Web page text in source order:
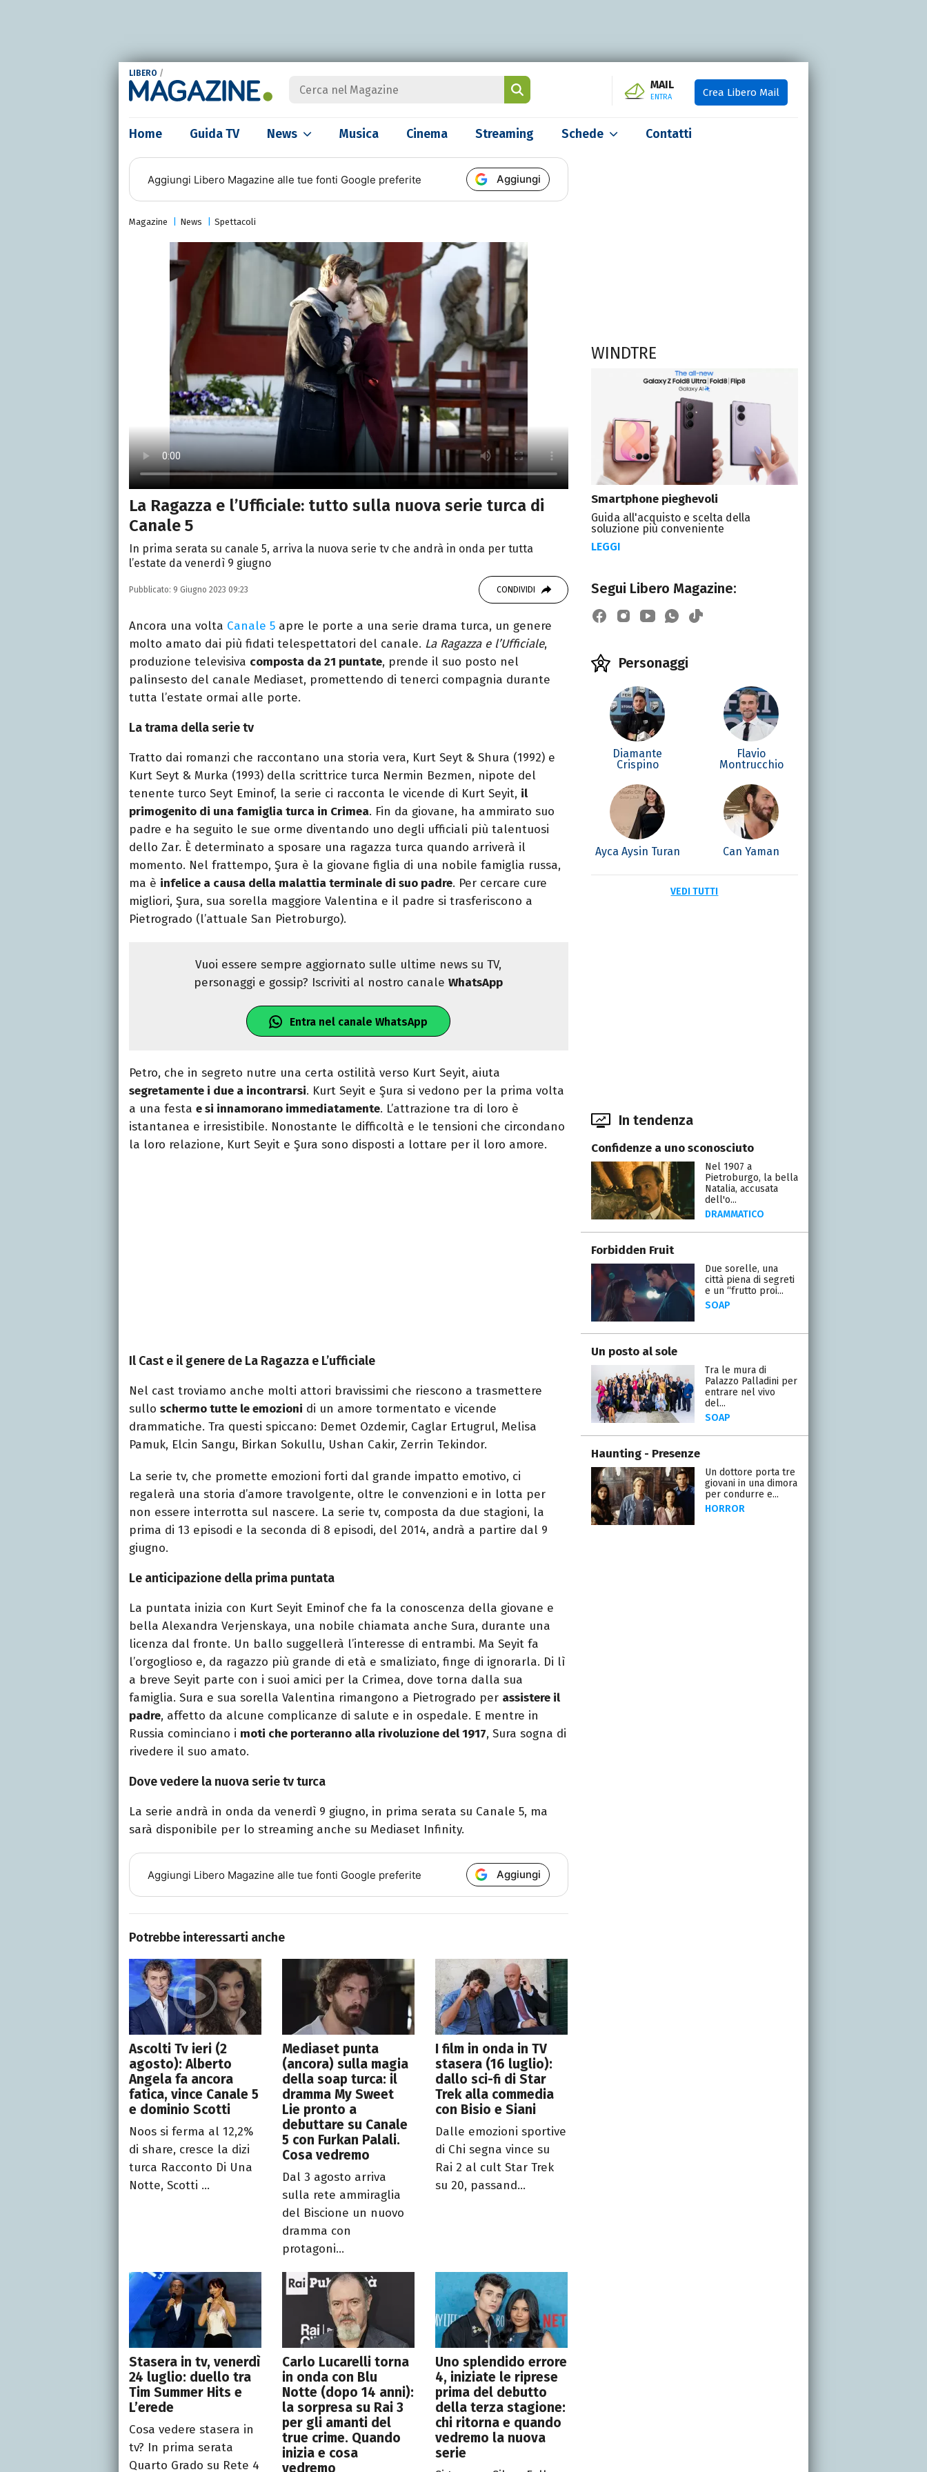
LIBERO /
MAIL
ENTRA Crea Libero Mail
Home Guida TV News Musica Cinema Streaming Schede Contatti
Aggiungi Libero Magazine alle tue fonti Google preferite Aggiungi
Magazine News Spettacoli
La Ragazza e l’Ufficiale: tutto sulla nuova serie turca di
Canale 5
In prima serata su canale 5, arriva la nuova serie tv che andrà in onda per tutta
l’estate da venerdì 9 giugno
Pubblicato: 9 Giugno 2023 09:23 CONDIVIDI
Ancora una volta Canale 5 apre le porte a una serie drama turca, un genere
molto amato dai più fidati telespettatori del canale. La Ragazza e l’Ufficiale,
produzione televisiva composta da 21 puntate, prende il suo posto nel
palinsesto del canale Mediaset, promettendo di tenerci compagnia durante
tutta l’estate ormai alle porte.
La trama della serie tv
Tratto dai romanzi che raccontano una storia vera, Kurt Seyt & Shura (1992) e
Kurt Seyt & Murka (1993) della scrittrice turca Nermin Bezmen, nipote del
tenente turco Seyt Eminof, la serie ci racconta le vicende di Kurt Seyit, il
primogenito di una famiglia turca in Crimea. Fin da giovane, ha ammirato suo
padre e ha seguito le sue orme diventando uno degli ufficiali più talentuosi
dello Zar. È determinato a sposare una ragazza turca quando arriverà il
momento. Nel frattempo, Şura è la giovane figlia di una nobile famiglia russa,
ma è infelice a causa della malattia terminale di suo padre. Per cercare cure
migliori, Şura, sua sorella maggiore Valentina e il padre si trasferiscono a
Pietrogrado (l’attuale San Pietroburgo).
Vuoi essere sempre aggiornato sulle ultime news su TV,
personaggi e gossip? Iscriviti al nostro canaleWhatsApp
Entra nel canale WhatsApp
Petro, che in segreto nutre una certa ostilità verso Kurt Seyit, aiuta
segretamente i due a incontrarsi. Kurt Seyit e Şura si vedono per la prima volta
a una festa e si innamorano immediatamente. L’attrazione tra di loro è
istantanea e irresistibile. Nonostante le difficoltà e le tensioni che circondano
la loro relazione, Kurt Seyit e Şura sono disposti a lottare per il loro amore.
Il Cast e il genere de La Ragazza e L’ufficiale
Nel cast troviamo anche molti attori bravissimi che riescono a trasmettere
sullo schermo tutte le emozioni di un amore tormentato e vicende
drammatiche. Tra questi spiccano: Demet Ozdemir, Caglar Ertugrul, Melisa
Pamuk, Elcin Sangu, Birkan Sokullu, Ushan Cakir, Zerrin Tekindor.
La serie tv, che promette emozioni forti dal grande impatto emotivo, ci
regalerà una storia d’amore travolgente, oltre le convenzioni e in lotta per
non essere interrotta sul nascere. La serie tv, composta da due stagioni, la
prima di 13 episodi e la seconda di 8 episodi, del 2014, andrà a partire dal 9
giugno.
Le anticipazione della prima puntata
La puntata inizia con Kurt Seyit Eminof che fa la conoscenza della giovane e
bella Alexandra Verjenskaya, una nobile chiamata anche Sura, durante una
licenza dal fronte. Un ballo suggellerà l’interesse di entrambi. Ma Seyit fa
l’orgoglioso e, da ragazzo più grande di età e smaliziato, finge di ignorarla. Di lì
a breve Seyit parte con i suoi amici per la Crimea, dove torna dalla sua
famiglia. Sura e sua sorella Valentina rimangono a Pietrogrado per assistere il
padre, affetto da alcune complicanze di salute e in ospedale. E mentre in
Russia cominciano i moti che porteranno alla rivoluzione del 1917, Sura sogna di
rivedere il suo amato.
Dove vedere la nuova serie tv turca
La serie andrà in onda da venerdì 9 giugno, in prima serata su Canale 5, ma
sarà disponibile per lo streaming anche su Mediaset Infinity.
Aggiungi Libero Magazine alle tue fonti Google preferite Aggiungi
Potrebbe interessarti anche
Ascolti Tv ieri (2
agosto): Alberto
Angela fa ancora
fatica, vince Canale 5
e dominio Scotti
Noos si ferma al 12,2%
di share, cresce la dizi
turca Racconto Di Una
Notte, Scotti ...
Mediaset punta
(ancora) sulla magia
della soap turca: il
dramma My Sweet
Lie pronto a
debuttare su Canale
5 con Furkan Palali.
Cosa vedremo
Dal 3 agosto arriva
sulla rete ammiraglia
del Biscione un nuovo
dramma con
protagoni...
I film in onda in TV
stasera (16 luglio):
dallo sci-fi di Star
Trek alla commedia
con Bisio e Siani
Dalle emozioni sportive
di Chi segna vince su
Rai 2 al cult Star Trek
su 20, passand...
Stasera in tv, venerdì
24 luglio: duello tra
Tim Summer Hits e
L’erede
Cosa vedere stasera in
tv? In prima serata
Quarto Grado su Rete 4
Carlo Lucarelli torna
in onda con Blu
Notte (dopo 14 anni):
la sorpresa su Rai 3
per gli amanti del
true crime. Quando
inizia e cosa
vedremo
Uno splendido errore
4, iniziate le riprese
prima del debutto
della terza stagione:
chi ritorna e quando
vedremo la nuova
serie
WINDTRE
Smartphone pieghevoli
Guida all'acquisto e scelta della
soluzione più conveniente
LEGGI
Segui Libero Magazine:
Personaggi
Diamante
Crispino
Flavio
Montrucchio
Ayca Aysin Turan Can Yaman
VEDI TUTTI
In tendenza
Confidenze a uno sconosciuto
Nel 1907 a
Pietroburgo, la bella
Natalia, accusata
dell'o...
DRAMMATICO
Forbidden Fruit
Due sorelle, una
città piena di segreti
e un “frutto proi...
SOAP
Un posto al sole
Tra le mura di
Palazzo Palladini per
entrare nel vivo
del...
SOAP
Haunting - Presenze
Un dottore porta tre
giovani in una dimora
per condurre e...
HORROR